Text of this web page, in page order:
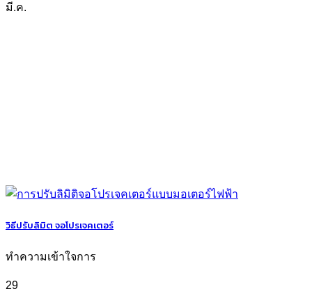
มี.ค.
วิธีปรับลิมิต จอโปรเจคเตอร์
ทำความเข้าใจการ
29